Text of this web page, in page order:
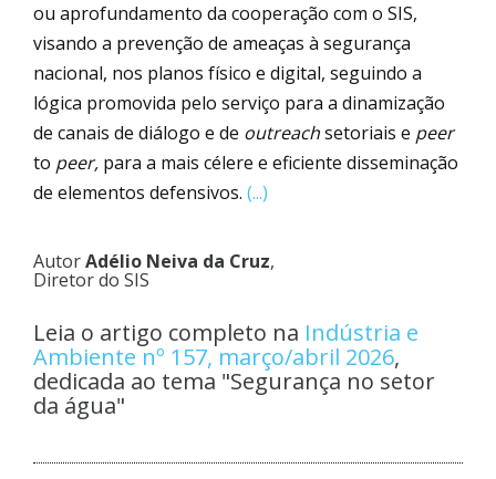
ou aprofundamento da cooperação com o SIS,
visando a prevenção de ameaças à segurança
nacional, nos planos físico e digital, seguindo a
lógica promovida pelo serviço para a dinamização
de canais de diálogo e de outreachsetoriais e peer
to peer, para a mais célere e eficiente disseminação
de elementos defensivos. (...)
AutorAdélio Neiva da Cruz,
Diretor do SIS
Leia o artigo completo na Indústria e
Ambiente nº 157, março/abril 2026,
dedicada ao tema "Segurança no setor
da água"